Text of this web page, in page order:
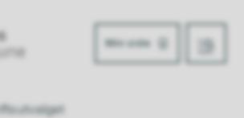
Min side
Meny